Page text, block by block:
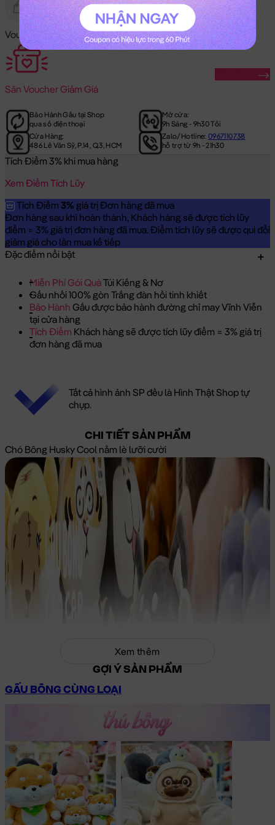
Gửi Tặng Hết Hàng
Voucher Mã Khuyến Mãi:
Săn Voucher Giảm Giá
Bảo Hành Gấu tại Shop
qua số điện thoại
Mở cửa:
9h Sáng - 9h30 Tối
Cửa Hàng:
486 Lê Văn Sỹ, P.14, Q.3, HCM
Zalo/Hotline:0967110738
hỗ trợ từ 9h - 21h30
Tích Điểm 3% khi mua hàng
Xem Điểm Tích Lũy
Tích Điểm 3% giá trị Đơn hàng đã mua
Đơn hàng sau khi hoàn thành, Khách hàng sẽ được tích lũy
điểm = 3% giá trị đơn hàng đã mua. Điểm tích lũy sẽ được qui đổi
giảm giá cho lần mua kế tiếp
Đặc điểm nổi bật
Miễn Phí Gói QuàTúi Kiếng & Nơ
Gấu nhồi 100% gòn Trắng đàn hồi tinh khiết
Bảo Hành Gấu được bảo hành đường chỉ may Vĩnh Viễn
tại cửa hàng
Tích Điểm Khách hàng sẽ được tích lũy điểm = 3% giá trị
đơn hàng đã mua
Tất cả hình ảnh SP đều là Hình Thật Shop tự
chụp.
CHI TIẾT SẢN PHẨM
Chó Bông Husky Cool nằm lè lưỡi cười
Xem thêm
GỢI Ý SẢN PHẨM
GẤU BÔNG CÙNG LOẠI